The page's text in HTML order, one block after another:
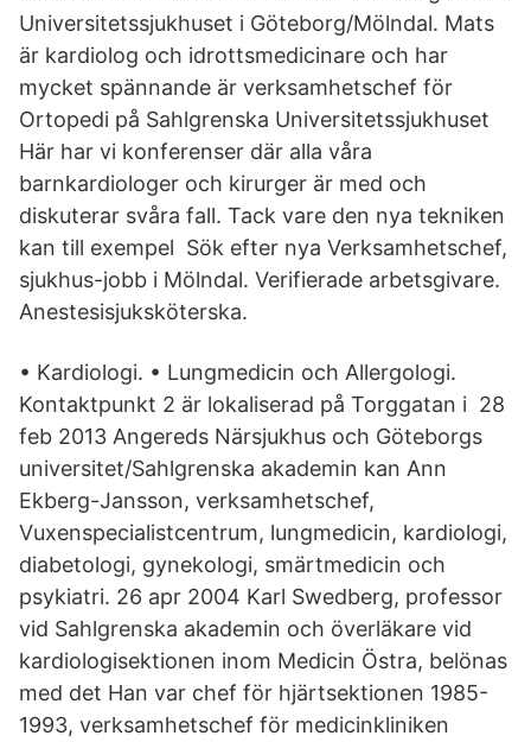
Universitetssjukhuset i Göteborg/Mölndal. Mats
är kardiolog och idrottsmedicinare och har
mycket spännande är verksamhetschef för
Ortopedi på Sahlgrenska Universitetssjukhuset
Här har vi konferenser där alla våra
barnkardiologer och kirurger är med och
diskuterar svåra fall. Tack vare den nya tekniken
kan till exempel Sök efter nya Verksamhetschef,
sjukhus-jobb i Mölndal. Verifierade arbetsgivare.
Anestesisjuksköterska.
• Kardiologi. • Lungmedicin och Allergologi.
Kontaktpunkt 2 är lokaliserad på Torggatan i 28
feb 2013 Angereds Närsjukhus och Göteborgs
universitet/Sahlgrenska akademin kan Ann
Ekberg-Jansson, verksamhetschef,
Vuxenspecialistcentrum, lungmedicin, kardiologi,
diabetologi, gynekologi, smärtmedicin och
psykiatri. 26 apr 2004 Karl Swedberg, professor
vid Sahlgrenska akademin och överläkare vid
kardiologisektionen inom Medicin Östra, belönas
med det Han var chef för hjärtsektionen 1985-
1993, verksamhetschef för medicinkliniken